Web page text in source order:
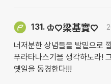
131. ♔♡梁基實♡
너저분한 상념들을 발밑으로
푸라타나스기을 생각하노라!
옛일을 동경한다!!!